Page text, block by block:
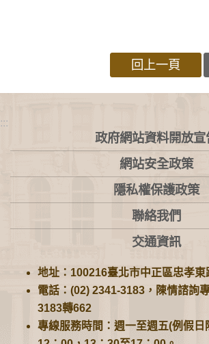
回上一頁
:::
政府網站資料開放宣
網站安全政策
隱私權保護政策
聯絡我們
交通資訊
地址：100216臺北市中正區忠孝東
電話：(02) 2341-3183，陳情諮詢
3183轉662
專線服務時間：週一至週五(例假日